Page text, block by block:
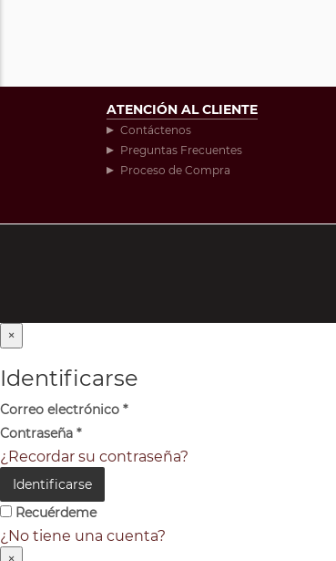
ATENCIÓN AL CLIENTE
Contáctenos
Preguntas Frecuentes
Proceso de Compra
×
Identificarse
Correo electrónico *
Contraseña *
¿Recordar su contraseña?
Identificarse
Recuérdeme
¿No tiene una cuenta?